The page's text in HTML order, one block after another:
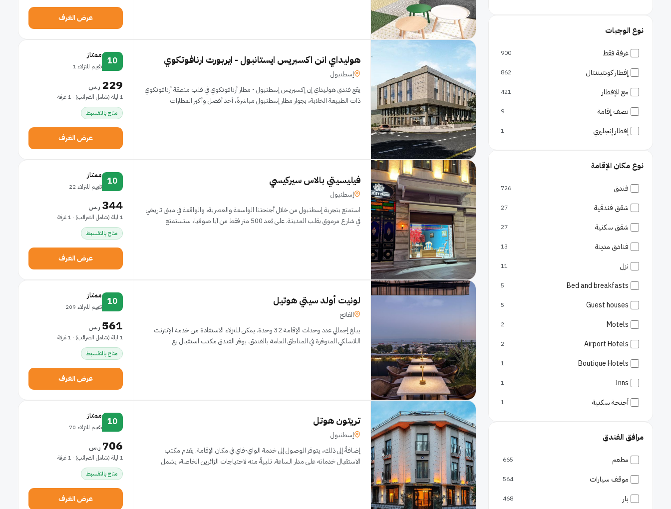
وسط إسطنبول
مطارات
مطار إسطنبول
مطار صبيحة كوكجن
ميرزيهان
باكيركوى 24
بهجليفلر 16
أتاسيهير 15
آدالار 14
إياب
أفسيلار
كوكوكتشيكميتز 10
مالتيبي 10
زيتون بورنو 10
إيسينيورت 9
بنديك 8
اوسكودار 8
ساريير 7
بيكوز 6
بايلكدوزو 6
باجسيلار
بايرامباسا
يينيبوسنا
كارتال
شيلي 3
ساماندرا 2
كارابورون 2
نوع الوجبات
غرفة فقط 900
إفطار كونتيننتال 862
مع الإفطار 421
نصف إقامة 9
إفطار إنجليزي 1
نوع مكان الإقامة
فندق 726
شقق فندقية 27
شقق سكنية 27
فنادق مدينة 13
نزل 11
Bed and breakfasts
5
Guest houses
5
Motels
2
Airport Hotels
2
Boutique Hotels
1
Inns
1
أجنحة سكنية 1
مرافق الفندق
مطعم 665
موقف سيارات 564
بار 468
عرض الغرف
هوليداي انن اكسبريس ايستانبول - ايربورت ارنافوتكوي
إسطنبول
يقع فندق هوليداي إن إكسبريس إسطنبول - مطار أرنافوتكوي في قلب منطقة أرنافوتكوي
ذات الطبيعة الخلابة، بجوار مطار إسطنبول مباشرةً، أحد أفضل وأكبر المطارات
10
ممتاز
تقييم للنزلاء 1
229 ر.س
1 ليلة (شامل الضرائب) · 1 غرفة
متاح بالتقسيط
عرض الغرف
فيليسيتي بالاس سيركيسي
إسطنبول
استمتع بتجربة إسطنبول من خلال أجنحتنا الواسعة والعصرية، والواقعة في مبنى تاريخي
في شارع مرموق بقلب المدينة. على بُعد 500 متر فقط من آيا صوفيا، ستستمتع
10
ممتاز
تقييم للنزلاء 22
344 ر.س
1 ليلة (شامل الضرائب) · 1 غرفة
متاح بالتقسيط
عرض الغرف
لونيت أولد سيتي هوتيل
الفاتح
يبلغ إجمالي عدد وحدات الإقامة 32 وحدة. يمكن للنزلاء الاستفادة من خدمة الإنترنت
اللاسلكي المتوفرة في المناطق العامة بالفندق. يوفر الفندق مكتب استقبال يع
10
ممتاز
تقييم للنزلاء 209
561 ر.س
1 ليلة (شامل الضرائب) · 1 غرفة
متاح بالتقسيط
عرض الغرف
تريتون هوتل
إسطنبول
إضافةً إلى ذلك، يتوفر الوصول إلى خدمة الواي-فاي في مكان الإقامة. يقدم مكتب
الاستقبال خدماته على مدار الساعة. تلبيةً منه لاحتياجات الزائرين الخاصة، يشمل
10
ممتاز
تقييم للنزلاء 70
706 ر.س
1 ليلة (شامل الضرائب) · 1 غرفة
متاح بالتقسيط
عرض الغرف